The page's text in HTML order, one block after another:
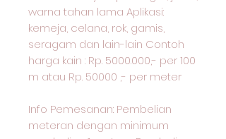
warna tahan lama Aplikasi:
kemeja, celana, rok, gamis,
seragam dan lain-lain Contoh
harga kain : Rp. 5000.000,- per 100
m atau Rp. 50000 ,- per meter
Info Pemesanan: Pembelian
meteran dengan minimum